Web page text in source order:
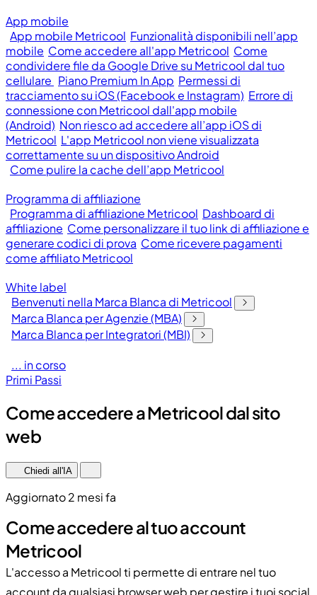
App mobile
App mobile Metricool Funzionalità disponibili nell’app
mobile Come accedere all'app Metricool Come
condividere file da Google Drive su Metricool dal tuo
cellulare Piano Premium In App Permessi di
tracciamento su iOS (Facebook e Instagram) Errore di
connessione con Metricool dall'app mobile
(Android) Non riesco ad accedere all’app iOS di
Metricool L'app Metricool non viene visualizzata
correttamente su un dispositivo Android
Come pulire la cache dell’app Metricool
Programma di affiliazione
Programma di affiliazione Metricool Dashboard di
affiliazione Come personalizzare il tuo link di affiliazione e
generare codici di prova Come ricevere pagamenti
come affiliato Metricool
White label
Benvenuti nella Marca Blanca di Metricool
Marca Blanca per Agenzie (MBA)
Marca Blanca per Integratori (MBI)
... in corso
Primi Passi
Come accedere a Metricool dal sito
web
Chiedi all'IA
Aggiornato 2 mesi fa
Come accedere al tuo account
Metricool
L'accesso a Metricool ti permette di entrare nel tuo
account da qualsiasi browser web per gestire i tuoi social